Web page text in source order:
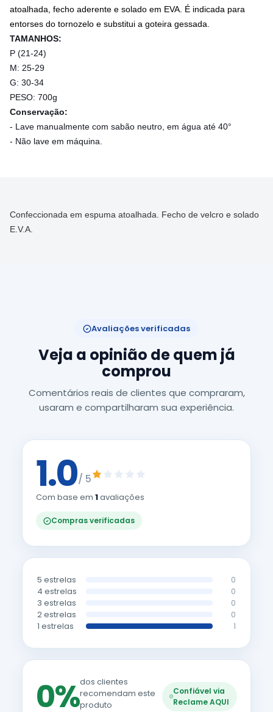
atoalhada, fecho aderente e solado em EVA. É indicada para
entorses do tornozelo e substitui a goteira gessada.
TAMANHOS:
P (21-24)
M: 25-29
G: 30-34
PESO: 700g
Conservação:
- Lave manualmente com sabão neutro, em água até 40°
- Não lave em máquina.
Confeccionada em espuma atoalhada. Fecho de velcro e solado
E.V.A.
Avaliações verificadas
Veja a opinião de quem já
comprou
Comentários reais de clientes que compraram,
usaram e compartilharam sua experiência.
1.0/ 5
Com base em 1avaliações
Compras verificadas
5 estrelas 0
4 estrelas 0
3 estrelas 0
2 estrelas 0
1 estrelas 1
0%dos clientes
recomendam este
produto
Confiável via
Reclame AQUI